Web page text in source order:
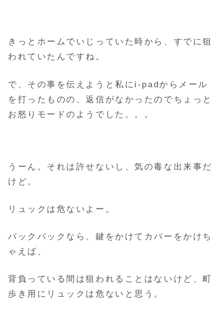
きっとホームでいじっていた時から、すでに狙
われていたんですね。
で、その事を伝えようと私にi-padからメール
を打ったものの、返信がなかったのでちょっと
お怒りモードのようでした。。。
うーん。それは許せないし、気の毒な出来事だ
けど。
リュックは危ないよー。
バックパックなら、鍵をかけてカバーをかけち
ゃえば、
背負っている間は狙われることはないけど、町
歩き用にリュックは危ないと思う。